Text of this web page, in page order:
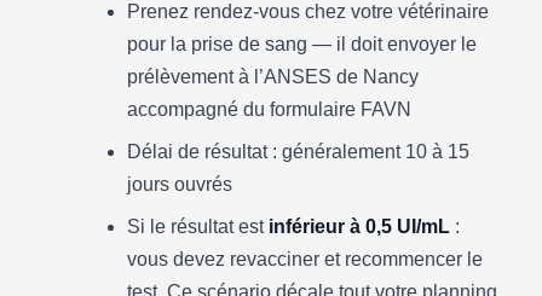
Prenez rendez-vous chez votre vétérinaire
pour la prise de sang — il doit envoyer le
prélèvement à l’ANSES de Nancy
accompagné du formulaire FAVN
Délai de résultat : généralement 10 à 15
jours ouvrés
Si le résultat est inférieur à 0,5 UI/mL :
vous devez revacciner et recommencer le